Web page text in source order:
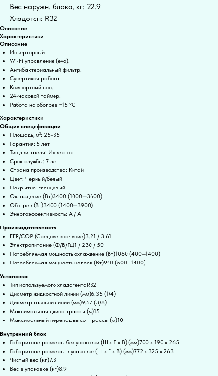
Вес наружн. блока, кг: 22.9
Хладоген: R32
Описание
Характеристики
Описание
Инверторный
Wi-Fi управление (evo).
Антибактериальный фильтр.
Супертихая работа.
Комфортный сон.
24-часовой таймер.
Работа на обогрев −15 °С
Характеристики
Общие спецификации
Площадь, м²: 25-35
Гарантия: 5 лет
Тип двигателя: Инвертор
Срок службы: 7 лет
Страна производства: Китай
Цвет: Черный/белый
Покрытие: глянцевый
Охлаждение (Вт)3400 (1000—3600)
Обогрев (Вт)3400 (1400—3900)
Энергоэффективность: A / A
Производительность
EER/COP (Среднее значение)3.21 / 3.61
Электропитание (Ф/В/Гц)1 / 230 / 50
Потребляемая мощность охлаждение (Вт)1060 (400—1400)
Потребляемая мощность нагрев (Вт)940 (500—1400)
Установка
Тип используемого хладагентаR32
Диаметр жидкостной линии (мм)6.35 (1/4)
Диаметр газовой линии (мм)9.52 (3/8)
Максимальная длина трассы (м)15
Максимальный перепад высот трассы (м)10
Внутренний блок
Габаритные размеры без упаковки (Ш x Г x В) (мм)700 x 190 x 265
Габаритные размеры в упаковке (Ш x Г x В) (мм)772 x 325 x 263
Чистый вес (кг)7.3
Вес в упаковке (кг)8.9